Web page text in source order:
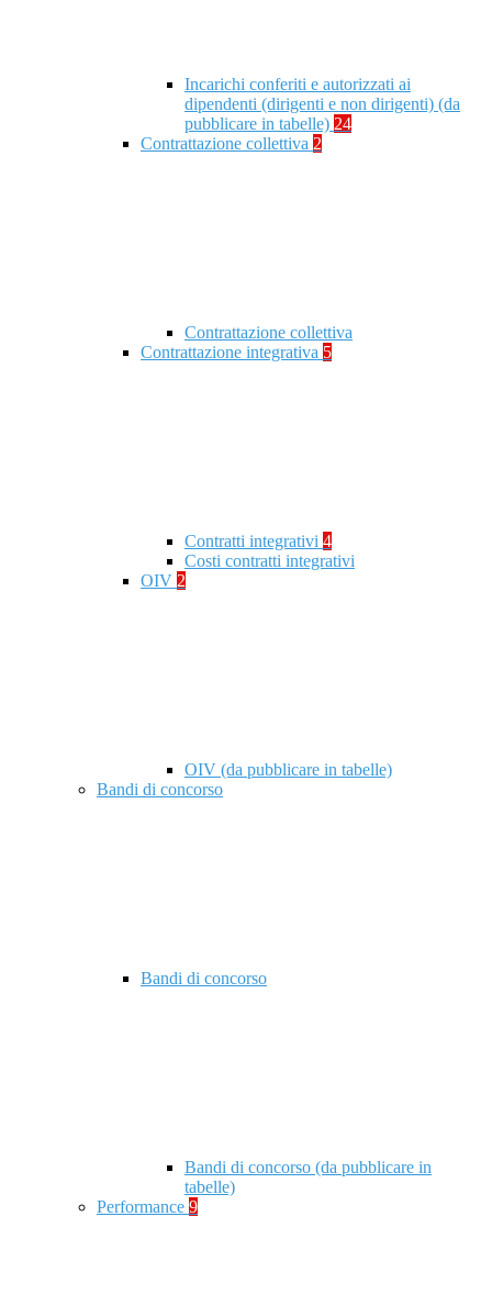
Incarichi conferiti e autorizzati ai
dipendenti (dirigenti e non dirigenti) (da
pubblicare in tabelle) 24
Contrattazione collettiva 2
Contrattazione collettiva
Contrattazione integrativa 5
Contratti integrativi 4
Costi contratti integrativi
OIV 2
OIV (da pubblicare in tabelle)
Bandi di concorso
Bandi di concorso
Bandi di concorso (da pubblicare in
tabelle)
Performance 9